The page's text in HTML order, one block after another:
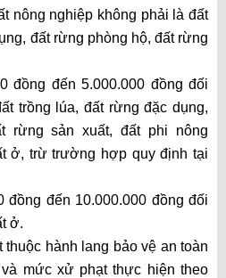
nông nghiệp không phải là đất
đất rừng phòng hộ, đất rừng
đồng đến 5.000.000 đồng đối
trồng lúa, đất rừng đặc dụng,
rừng sản xuất, đất phi nông
ở, trừ trường hợp quy định tại
đồng đến 10.000.000 đồng đối
ở.
hành lang bảo vệ an toàn
mức xử phạt thực hiện theo